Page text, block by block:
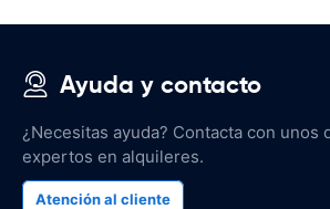
Ayuda y contacto
¿Necesitas ayuda? Contacta con unos
expertos en alquileres.
Atención al cliente